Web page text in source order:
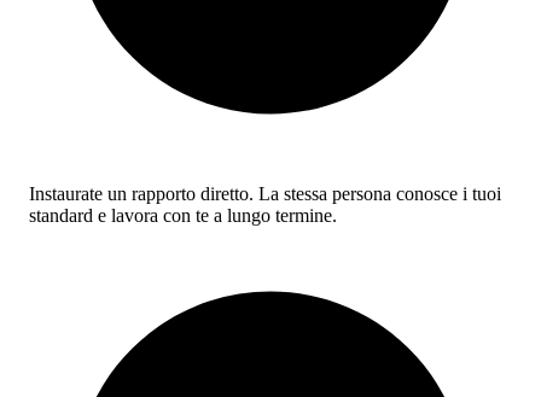
Instaurate un rapporto diretto. La stessa persona conosce i tuoi
standard e lavora con te a lungo termine.